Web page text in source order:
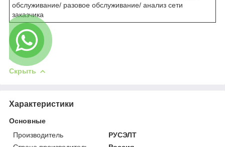
обслуживание/ разовое обслуживание/ анализ сети
заказчика
Скрыть
Характеристики
Основные
Производитель
РУСЭЛТ